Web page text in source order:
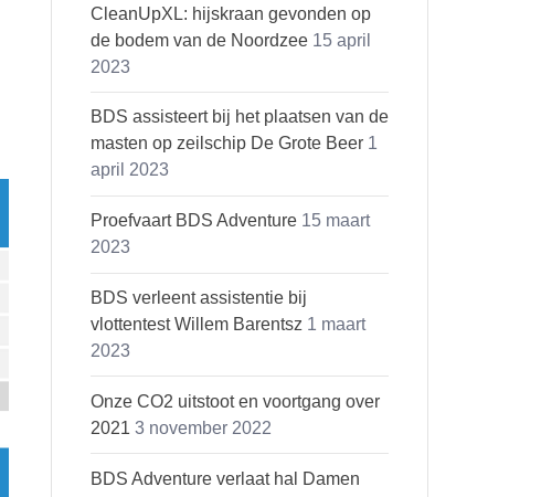
CleanUpXL: hijskraan gevonden op
de bodem van de Noordzee 15 april
2023
BDS assisteert bij het plaatsen van de
masten op zeilschip De Grote Beer 1
april 2023
Proefvaart BDS Adventure 15 maart
2023
BDS verleent assistentie bij
vlottentest Willem Barentsz 1 maart
2023
Onze CO2 uitstoot en voortgang over
2021 3 november 2022
BDS Adventure verlaat hal Damen